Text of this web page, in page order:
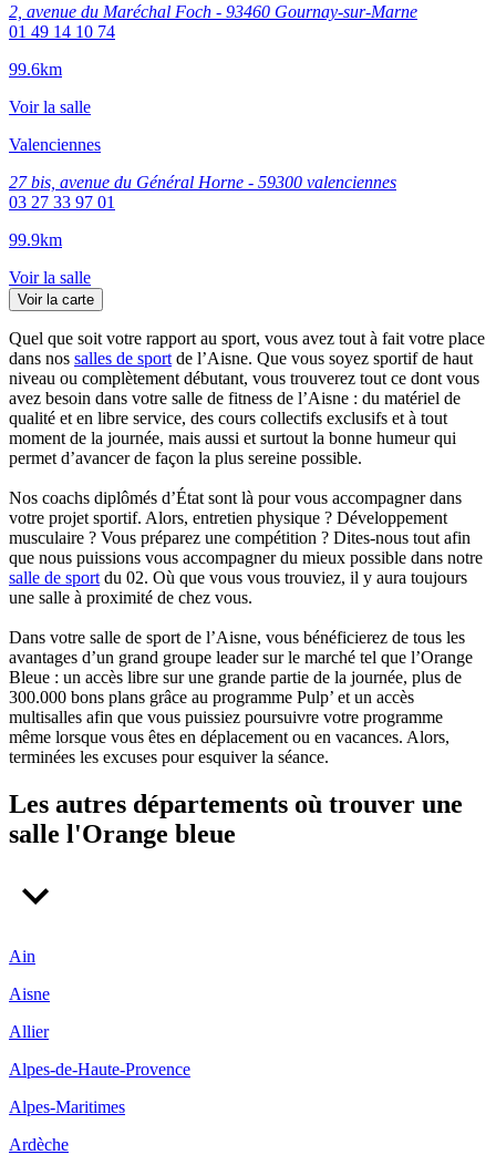
2, avenue du Maréchal Foch - 93460 Gournay-sur-Marne
01 49 14 10 74
99.6km
Voir la salle
Valenciennes
27 bis, avenue du Général Horne - 59300 valenciennes
03 27 33 97 01
99.9km
Voir la salle
Voir la carte
Quel que soit votre rapport au sport, vous avez tout à fait votre place
dans nos salles de sport de l’Aisne. Que vous soyez sportif de haut
niveau ou complètement débutant, vous trouverez tout ce dont vous
avez besoin dans votre salle de fitness de l’Aisne : du matériel de
qualité et en libre service, des cours collectifs exclusifs et à tout
moment de la journée, mais aussi et surtout la bonne humeur qui
permet d’avancer de façon la plus sereine possible.
Nos coachs diplômés d’État sont là pour vous accompagner dans
votre projet sportif. Alors, entretien physique ? Développement
musculaire ? Vous préparez une compétition ? Dites-nous tout afin
que nous puissions vous accompagner du mieux possible dans notre
salle de sport du 02. Où que vous vous trouviez, il y aura toujours
une salle à proximité de chez vous.
Dans votre salle de sport de l’Aisne, vous bénéficierez de tous les
avantages d’un grand groupe leader sur le marché tel que l’Orange
Bleue : un accès libre sur une grande partie de la journée, plus de
300.000 bons plans grâce au programme Pulp’ et un accès
multisalles afin que vous puissiez poursuivre votre programme
même lorsque vous êtes en déplacement ou en vacances. Alors,
terminées les excuses pour esquiver la séance.
Les autres départements où trouver une
salle l'Orange bleue
Ain
Aisne
Allier
Alpes-de-Haute-Provence
Alpes-Maritimes
Ardèche